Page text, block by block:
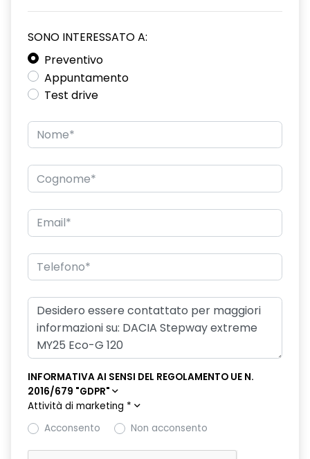
SONO INTERESSATO A:
Preventivo
Appuntamento
Test drive
INFORMATIVA AI SENSI DEL REGOLAMENTO UE N.
2016/679 "GDPR"
Attività di marketing *
Acconsento
Non acconsento